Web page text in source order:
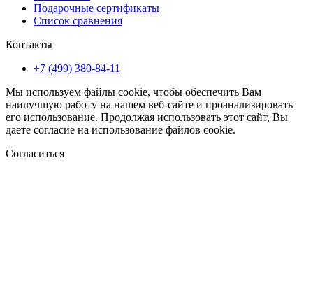
Подарочные сертификаты
Список сравнения
Контакты
+7 (499) 380-84-11
Мы используем файлы cookie, чтобы обеспечить Вам
наилучшую работу на нашем веб-сайте и проанализировать
его использование. Продолжая использовать этот сайт, Вы
даете согласие на использование файлов cookie.
Согласиться